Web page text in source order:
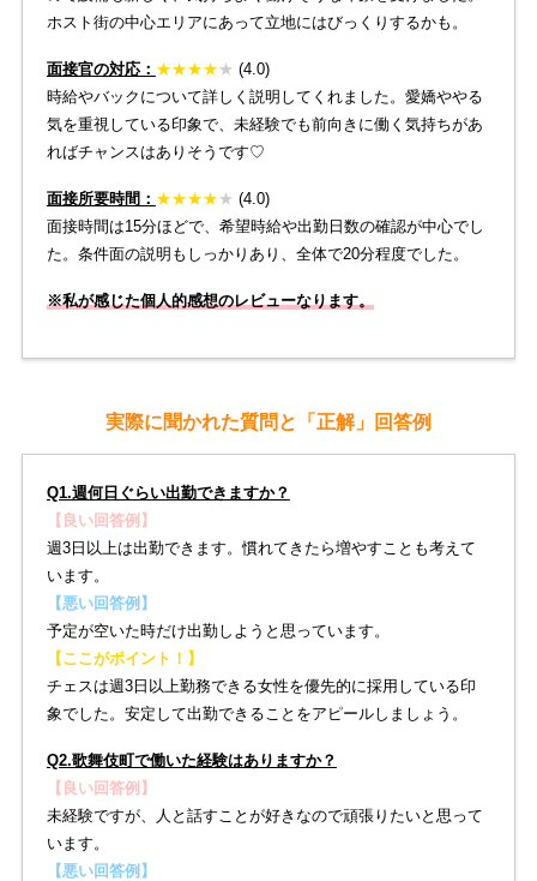
ホスト街の中心エリアにあって立地にはびっくりするかも。
面接官の対応： ★★★★★ (4.0)
時給やバックについて詳しく説明してくれました。愛嬌ややる
気を重視している印象で、未経験でも前向きに働く気持ちがあ
ればチャンスはありそうです♡
面接所要時間： ★★★★★ (4.0)
面接時間は15分ほどで、希望時給や出勤日数の確認が中心でし
た。条件面の説明もしっかりあり、全体で20分程度でした。
※私が感じた個人的感想のレビューなります。
実際に聞かれた質問と「正解」回答例
Q1.週何日ぐらい出勤できますか？
【良い回答例】
週3日以上は出勤できます。慣れてきたら増やすことも考えて
います。
【悪い回答例】
予定が空いた時だけ出勤しようと思っています。
【ここがポイント！】
チェスは週3日以上勤務できる女性を優先的に採用している印
象でした。安定して出勤できることをアピールしましょう。
Q2.歌舞伎町で働いた経験はありますか？
【良い回答例】
未経験ですが、人と話すことが好きなので頑張りたいと思って
います。
【悪い回答例】